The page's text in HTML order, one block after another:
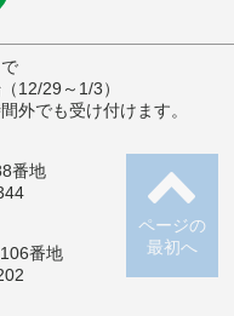
ページの
最初へ
12/29～1/3）
外でも受け付けます。
番地
番地